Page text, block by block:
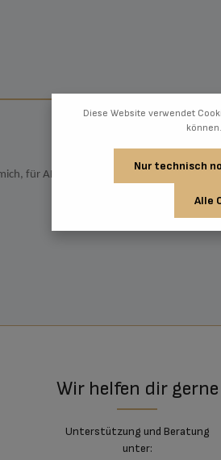
für ALLE!
Wir helfen dir gerne
Unterstützung und Beratung
unter:
Diese Website verwendet
können.
Nur technisch
Alle